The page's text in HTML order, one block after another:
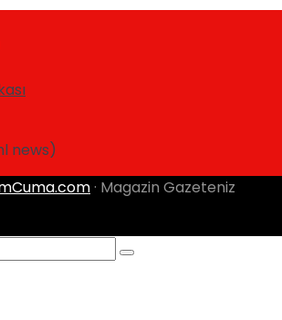
news)
· Magazin Gazeteniz